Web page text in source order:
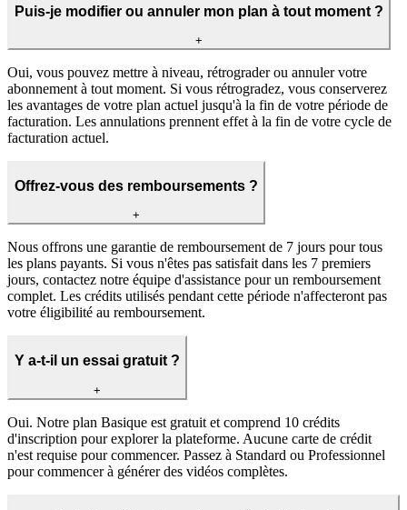
Puis-je modifier ou annuler mon plan à tout moment ?
+
Oui, vous pouvez mettre à niveau, rétrograder ou annuler votre
abonnement à tout moment. Si vous rétrogradez, vous conserverez
les avantages de votre plan actuel jusqu'à la fin de votre période de
facturation. Les annulations prennent effet à la fin de votre cycle de
facturation actuel.
Offrez-vous des remboursements ?
+
Nous offrons une garantie de remboursement de 7 jours pour tous
les plans payants. Si vous n'êtes pas satisfait dans les 7 premiers
jours, contactez notre équipe d'assistance pour un remboursement
complet. Les crédits utilisés pendant cette période n'affecteront pas
votre éligibilité au remboursement.
Y a-t-il un essai gratuit ?
+
Oui. Notre plan Basique est gratuit et comprend 10 crédits
d'inscription pour explorer la plateforme. Aucune carte de crédit
n'est requise pour commencer. Passez à Standard ou Professionnel
pour commencer à générer des vidéos complètes.